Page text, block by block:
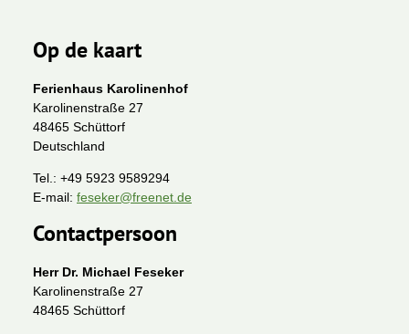
Op de kaart
Ferienhaus Karolinenhof
Karolinenstraße 27
48465 Schüttorf
Deutschland
Tel.: +49 5923 9589294
E-mail: feseker@freenet.de
Contactpersoon
Herr Dr. Michael Feseker
Karolinenstraße 27
48465 Schüttorf